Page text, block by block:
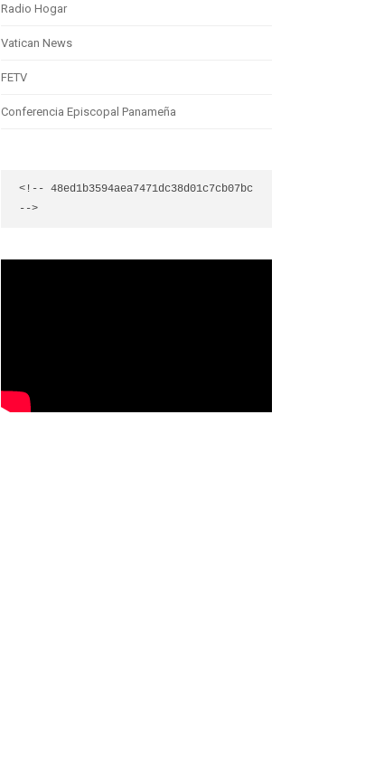
Radio Hogar
Vatican News
FETV
Conferencia Episcopal Panameña
<!-- 48ed1b3594aea7471dc38d01c7cb07bc
-->